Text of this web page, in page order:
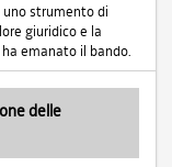
strumento di
giuridico e la
emanato il bando.
delle